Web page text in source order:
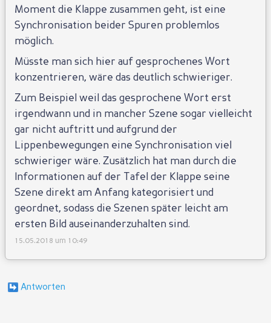
Moment die Klappe zusammen geht, ist eine
Synchronisation beider Spuren problemlos
möglich.
Müsste man sich hier auf gesprochenes Wort
konzentrieren, wäre das deutlich schwieriger.
Zum Beispiel weil das gesprochene Wort erst
irgendwann und in mancher Szene sogar vielleicht
gar nicht auftritt und aufgrund der
Lippenbewegungen eine Synchronisation viel
schwieriger wäre. Zusätzlich hat man durch die
Informationen auf der Tafel der Klappe seine
Szene direkt am Anfang kategorisiert und
geordnet, sodass die Szenen später leicht am
ersten Bild auseinanderzuhalten sind.
15.05.2018 um 10:49